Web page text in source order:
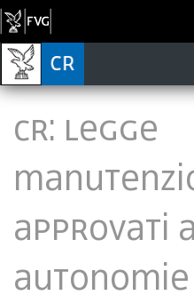
CR: legge
approvati